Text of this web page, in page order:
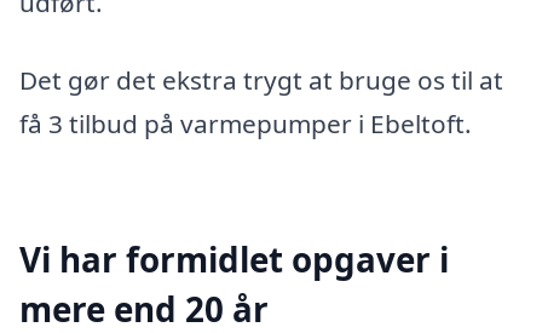
Det gør det ekstra trygt at bruge os til at
få 3 tilbud på varmepumper i Ebeltoft.
Vi har formidlet opgaver i
mere end 20 år